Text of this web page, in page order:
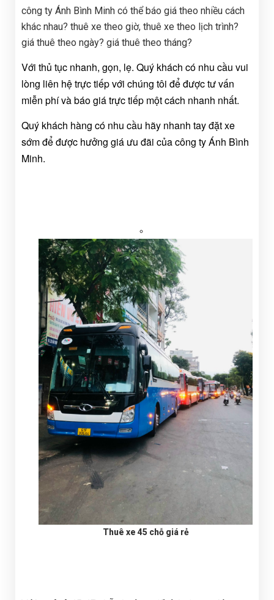
công ty Ánh Bình Minh có thể báo giá theo nhiều cách
khác nhau? thuê xe theo giờ, thuê xe theo lịch trình?
giá thuê theo ngày? giá thuê theo tháng?
Với thủ tục nhanh, gọn, lẹ. Quý khách có nhu cầu vui
lòng liên hệ trực tiếp với chúng tôi để được tư vấn
miễn phí và báo giá trực tiếp một cách nhanh nhất.
Quý khách hàng có nhu cầu hãy nhanh tay đặt xe
sớm để được hưởng giá ưu đãi của công ty Ánh Bình
Minh.
Thuê xe 45 chỗ giá rẻ